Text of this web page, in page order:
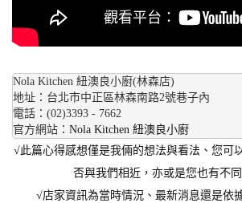
Nola Kitchen 紐澳良小廚(林森店)
地址：台北市中正區林森南路2號巷子內
電話：(02)3393 - 7662
官方網站： Nola Kitchen 紐澳良小廚
√此篇心得感想僅是我倆的想法與看法、您可
否與我們相近，亦或是您也有不同
√店家資訊為當時情況、最新消息還是依